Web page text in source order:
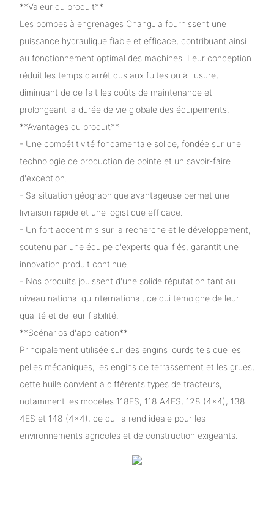
**Valeur du produit**
Les pompes à engrenages ChangJia fournissent une
puissance hydraulique fiable et efficace, contribuant ainsi
au fonctionnement optimal des machines. Leur conception
réduit les temps d'arrêt dus aux fuites ou à l'usure,
diminuant de ce fait les coûts de maintenance et
prolongeant la durée de vie globale des équipements.
**Avantages du produit**
- Une compétitivité fondamentale solide, fondée sur une
technologie de production de pointe et un savoir-faire
d'exception.
- Sa situation géographique avantageuse permet une
livraison rapide et une logistique efficace.
- Un fort accent mis sur la recherche et le développement,
soutenu par une équipe d'experts qualifiés, garantit une
innovation produit continue.
- Nos produits jouissent d'une solide réputation tant au
niveau national qu'international, ce qui témoigne de leur
qualité et de leur fiabilité.
**Scénarios d'application**
Principalement utilisée sur des engins lourds tels que les
pelles mécaniques, les engins de terrassement et les grues,
cette huile convient à différents types de tracteurs,
notamment les modèles 118ES, 118 A4ES, 128 (4×4), 138
4ES et 148 (4×4), ce qui la rend idéale pour les
environnements agricoles et de construction exigeants.